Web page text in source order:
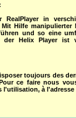
in
Hilfe manipulierter
und so eine
der Helix Player ist
toujours des
ce faire nous
l'utilisation, à l'adresse